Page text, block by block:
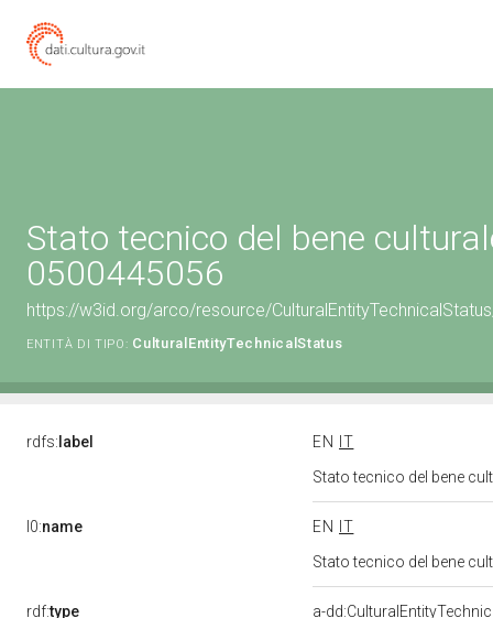
Stato tecnico del bene
0500445056
https://w3id.org/arco/resource/
ENTITÀ DI TIPO: CulturalEntityTechnicalStatus
rdfs: label EN
IT
Stato tecnico del bene
l0:name EN
IT
Stato tecnico del bene
rdf:type
a-